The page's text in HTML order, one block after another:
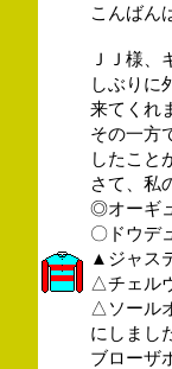
こんばん
ＪＪ様
しぶりに
来てくれ
その一方
したこと
さて、私
◎オーギ
〇ドウデ
▲ジャス
△チェル
△ソール
にしまし
ブローザ